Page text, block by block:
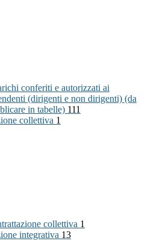
conferiti e autorizzati ai
(dirigenti e non dirigenti) (da
in tabelle) 111
collettiva 1
collettiva 1
integrativa 13